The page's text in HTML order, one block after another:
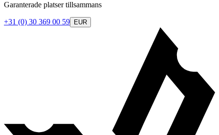
Garanterade platser tillsammans
+31 (0) 30 369 00 59 EUR